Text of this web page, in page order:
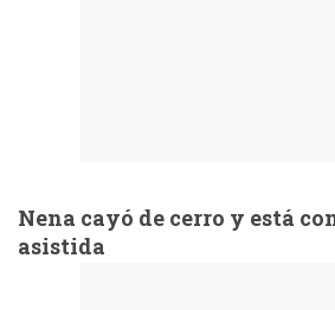
Nena cayó de cerro y está
asistida